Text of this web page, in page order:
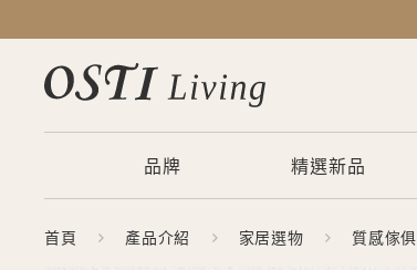
品牌 精選新品
首頁 產品介紹 家居選物 質感傢俱